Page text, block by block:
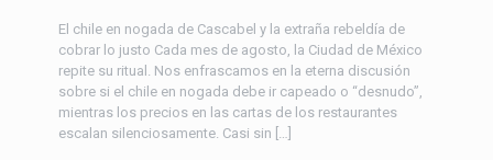
El chile en nogada de Cascabel y la extraña rebeldía de
cobrar lo justo Cada mes de agosto, la Ciudad de México
repite su ritual. Nos enfrascamos en la eterna discusión
sobre si el chile en nogada debe ir capeado o “desnudo”,
mientras los precios en las cartas de los restaurantes
escalan silenciosamente. Casi sin […]